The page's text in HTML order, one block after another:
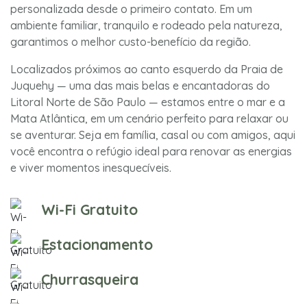
personalizada desde o primeiro contato. Em um
ambiente familiar, tranquilo e rodeado pela natureza,
garantimos o melhor custo-benefício da região.
Localizados próximos ao canto esquerdo da Praia de
Juquehy — uma das mais belas e encantadoras do
Litoral Norte de São Paulo — estamos entre o mar e a
Mata Atlântica, em um cenário perfeito para relaxar ou
se aventurar. Seja em família, casal ou com amigos, aqui
você encontra o refúgio ideal para renovar as energias
e viver momentos inesquecíveis.
Wi-Fi Gratuito
Estacionamento
Churrasqueira